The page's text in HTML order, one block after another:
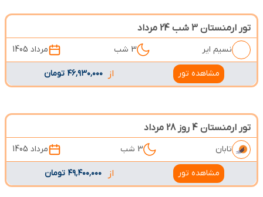
تور ارمنستان 3 شب 24 مرداد
نسیم ایر 3 شب مرداد 1405
مشاهده تور از ۴۶٬۹۳۰٬۰۰۰ تومان
تور ارمنستان 4 روز 28 مرداد
تابان 3 شب مرداد 1405
مشاهده تور از ۴۹٬۴۰۰٬۰۰۰ تومان